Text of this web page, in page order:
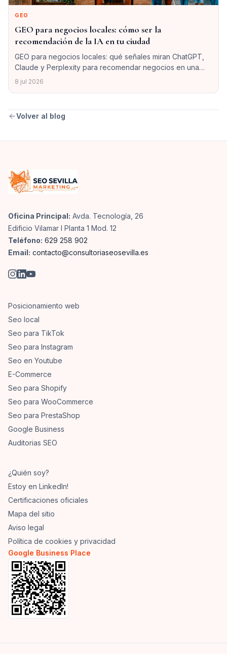
GEO
GEO para negocios locales: cómo ser la
recomendación de la IA en tu ciudad
GEO para negocios locales: qué señales miran ChatGPT,
Claude y Perplexity para recomendar negocios en una
ciudad, blueprint mínimo y cómo encajarlo con tu SEO
8 jul 2026
Volver al blog
Oficina Principal: Avda. Tecnología, 26
Edificio Vilamar I Planta 1 Mod. 12
Teléfono: 629 258 902
Email: contacto@consultoriaseosevilla.es
Posicionamiento web
Seo local
Seo para TikTok
Seo para Instagram
Seo en Youtube
E-Commerce
Seo para Shopify
Seo para WooCommerce
Seo para PrestaShop
Google Business
Auditorias SEO
¿Quién soy?
Estoy en LinkedIn!
Certificaciones oficiales
Mapa del sitio
Aviso legal
Política de cookies y privacidad
Google Business Place